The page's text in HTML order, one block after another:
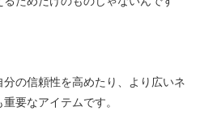
分の信頼性を高めたり、より広いネ
要なアイテムです。